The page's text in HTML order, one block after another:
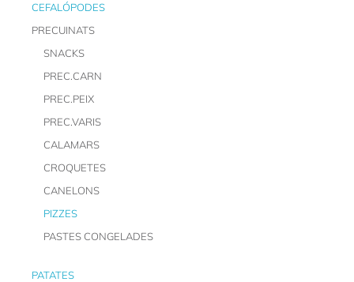
CEFALÓPODES
PRECUINATS
SNACKS
PREC.CARN
PREC.PEIX
PREC.VARIS
CALAMARS
CROQUETES
CANELONS
PIZZES
PASTES CONGELADES
PATATES